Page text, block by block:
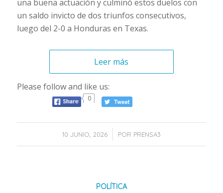
una buena actuación y culminó estos duelos con
un saldo invicto de dos triunfos consecutivos,
luego del 2-0 a Honduras en Texas.
Leer más
Please follow and like us:
0
10 JUNIO, 2026
/ POR PRENSA3
POLÍTICA